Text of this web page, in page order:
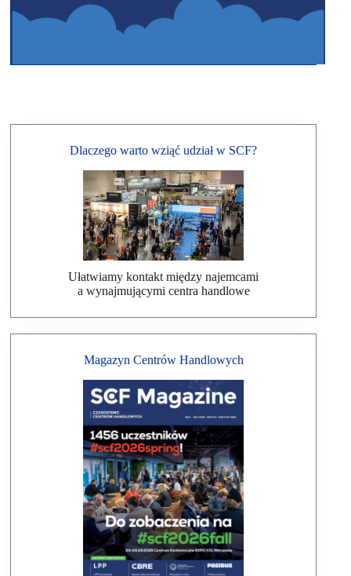
Dlaczego warto wziąć udział w SCF?
Ułatwiamy kontakt między najemcami
a wynajmującymi centra handlowe
Magazyn Centrów Handlowych